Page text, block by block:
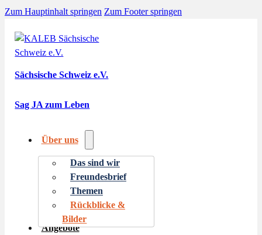
Zum Hauptinhalt springen Zum Footer springen
Sächsische Schweiz e.V.
Sag JA zum Leben
Über uns
Das sind wir
Freundesbrief
Themen
Rückblicke &
Bilder
Angebote